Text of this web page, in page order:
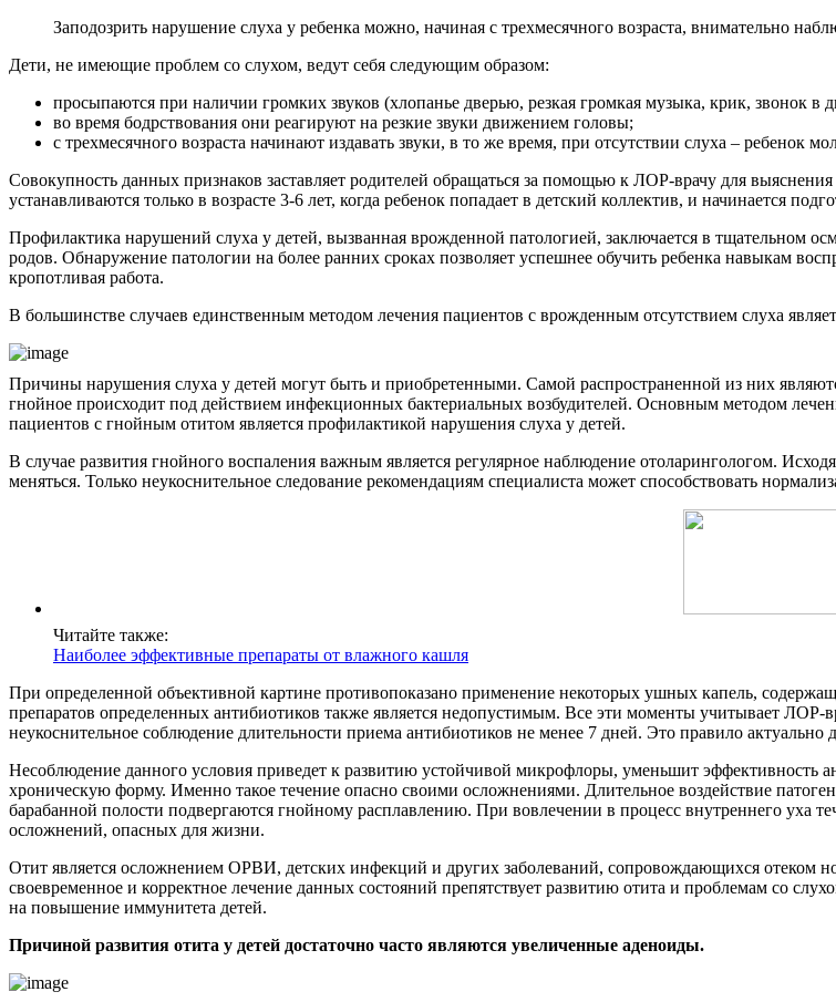
Заподозрить нарушение слуха у ребенка можно, начиная с трехмесячного возраста, внимательно
Дети, не имеющие проблем со слухом, ведут себя следующим образом:
просыпаются при наличии громких звуков (хлопанье дверью, резкая громкая музыка, крик, звонок в
во время бодрствования они реагируют на резкие звуки движением головы;
с трехмесячного возраста начинают издавать звуки, в то же время, при отсутствии слуха – ребенок
Совокупность данных признаков заставляет родителей обращаться за помощью к ЛОР-врачу для
устанавливаются только в возрасте 3-6 лет, когда ребенок попадает в детский коллектив, и начинается
Профилактика нарушений слуха у детей, вызванная врожденной патологией, заключается в тщательном
родов. Обнаружение патологии на более ранних сроках позволяет успешнее обучить ребенка навыкам
кропотливая работа.
В большинстве случаев единственным методом лечения пациентов с врожденным отсутствием слуха
Причины нарушения слуха у детей могут быть и приобретенными. Самой распространенной из них
гнойное происходит под действием инфекционных бактериальных возбудителей. Основным методом
пациентов с гнойным отитом является профилактикой нарушения слуха у детей.
В случае развития гнойного воспаления важным является регулярное наблюдение отоларингологом.
меняться. Только неукоснительное следование рекомендациям специалиста может способствовать
Читайте также:
Наиболее эффективные препараты от влажного кашля
При определенной объективной картине противопоказано применение некоторых ушных капель,
препаратов определенных антибиотиков также является недопустимым. Все эти моменты учитывает ЛОР-
неукоснительное соблюдение длительности приема антибиотиков не менее 7 дней. Это правило
Несоблюдение данного условия приведет к развитию устойчивой микрофлоры, уменьшит эффективность
хроническую форму. Именно такое течение опасно своими осложнениями. Длительное воздействие
барабанной полости подвергаются гнойному расплавлению. При вовлечении в процесс внутреннего уха
осложнений, опасных для жизни.
Отит является осложнением ОРВИ, детских инфекций и других заболеваний, сопровождающихся отеком
своевременное и корректное лечение данных состояний препятствует развитию отита и проблемам со
на повышение иммунитета детей.
Причиной развития отита у детей достаточно часто являются увеличенные аденоиды.